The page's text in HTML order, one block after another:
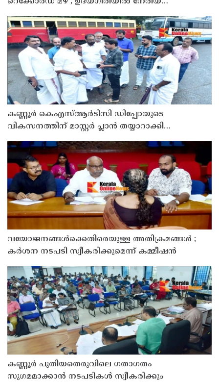
കണ്ണൂർ കെഎസ്ആർടിസി ഡിപ്പോയുടെ
വികസനത്തിന് മാസ്റ്റർ പ്ലാൻ തയ്യാറാക്കി
വയോജനങ്ങൾക്കെതിരെയുള്ള അതിക്രമങ്ങൾ ;
കർശന നടപടി സ്വീകരിക്കുമെന്ന് കമ്മീഷൻ
കണ്ണൂർ പുതിയതെരുവിലെ ഗതാഗതം
സുഗമമാക്കാന്‍ നടപടികള്‍ സ്വീകരിക്കും